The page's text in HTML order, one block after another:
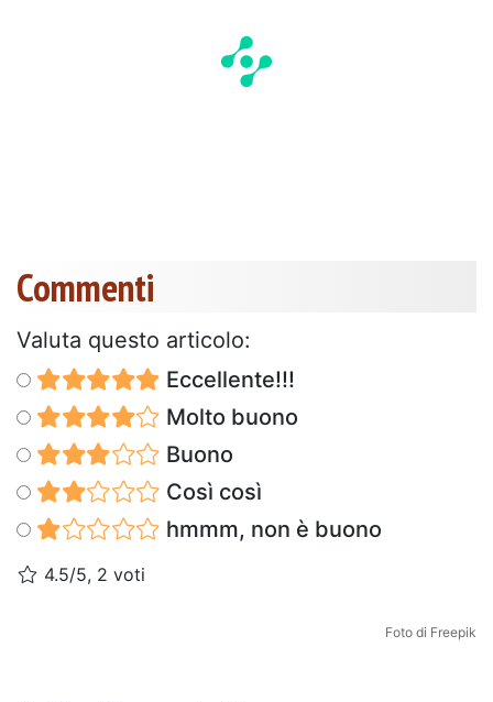
Commenti
Valuta questo articolo:
Eccellente!!!
Molto buono
Buono
Così così
hmmm, non è buono
4.5/5, 2 voti
Foto di Freepik